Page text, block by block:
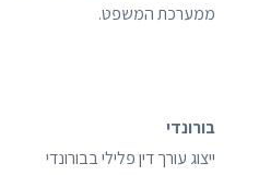
ממערכת המשפט.
בורונדי
ייצוג עורך דין פלילי בבורונדי